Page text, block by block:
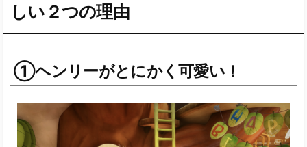
しい２つの理由
①ヘンリーがとにかく可愛い！